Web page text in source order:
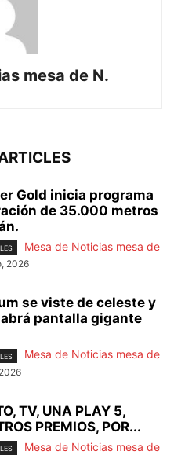
mesa de N.
Gold inicia programa
de 35.000 metros
Mesa de Noticias mesa de
2026
se viste de celeste y
pantalla gigante
Mesa de Noticias mesa de
TV, UNA PLAY 5,
PREMIOS, POR...
Mesa de Noticias mesa de